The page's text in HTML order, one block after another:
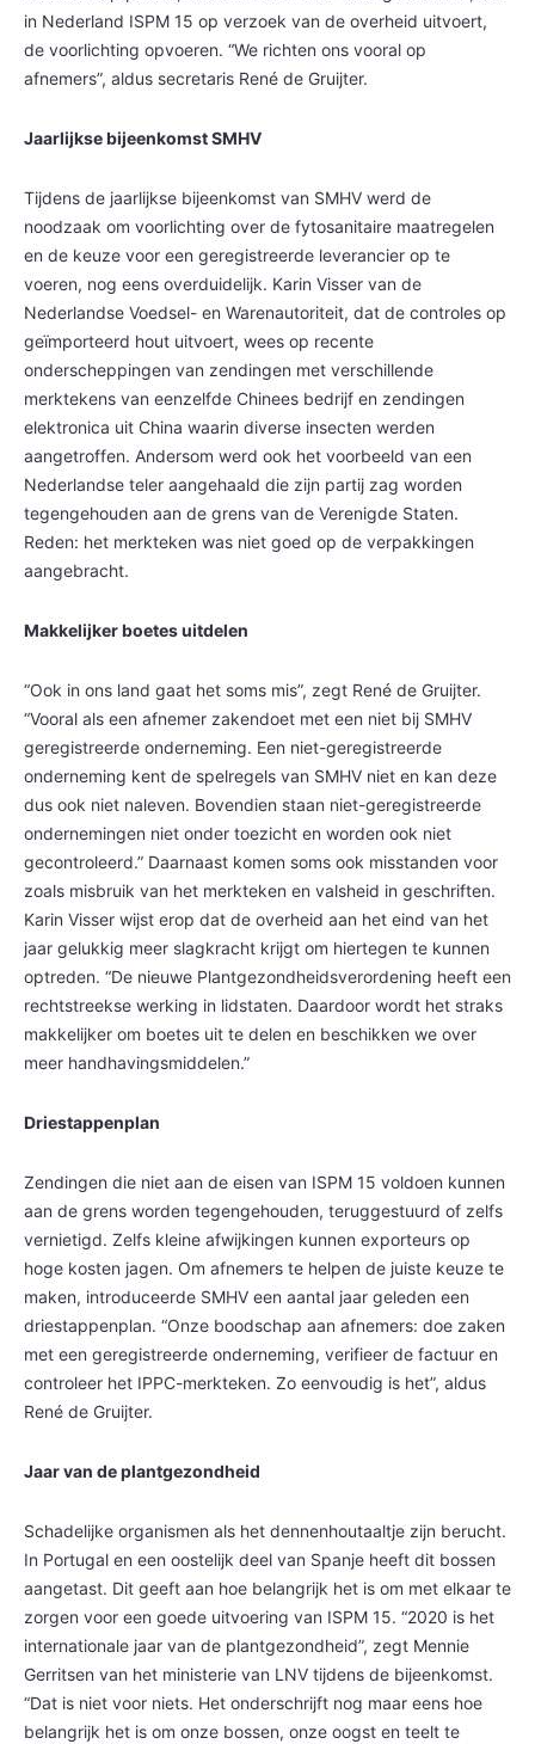
in Nederland ISPM 15 op verzoek van de overheid uitvoert,
de voorlichting opvoeren. “We richten ons vooral op
afnemers”, aldus secretaris René de Gruijter.
Jaarlijkse bijeenkomst SMHV
Tijdens de jaarlijkse bijeenkomst van SMHV werd de
noodzaak om voorlichting over de fytosanitaire maatregelen
en de keuze voor een geregistreerde leverancier op te
voeren, nog eens overduidelijk. Karin Visser van de
Nederlandse Voedsel- en Warenautoriteit, dat de controles op
geïmporteerd hout uitvoert, wees op recente
onderscheppingen van zendingen met verschillende
merktekens van eenzelfde Chinees bedrijf en zendingen
elektronica uit China waarin diverse insecten werden
aangetroffen. Andersom werd ook het voorbeeld van een
Nederlandse teler aangehaald die zijn partij zag worden
tegengehouden aan de grens van de Verenigde Staten.
Reden: het merkteken was niet goed op de verpakkingen
aangebracht.
Makkelijker boetes uitdelen
“Ook in ons land gaat het soms mis”, zegt René de Gruijter.
“Vooral als een afnemer zakendoet met een niet bij SMHV
geregistreerde onderneming. Een niet-geregistreerde
onderneming kent de spelregels van SMHV niet en kan deze
dus ook niet naleven. Bovendien staan niet-geregistreerde
ondernemingen niet onder toezicht en worden ook niet
gecontroleerd.” Daarnaast komen soms ook misstanden voor
zoals misbruik van het merkteken en valsheid in geschriften.
Karin Visser wijst erop dat de overheid aan het eind van het
jaar gelukkig meer slagkracht krijgt om hiertegen te kunnen
optreden. “De nieuwe Plantgezondheidsverordening heeft een
rechtstreekse werking in lidstaten. Daardoor wordt het straks
makkelijker om boetes uit te delen en beschikken we over
meer handhavingsmiddelen.”
Driestappenplan
Zendingen die niet aan de eisen van ISPM 15 voldoen kunnen
aan de grens worden tegengehouden, teruggestuurd of zelfs
vernietigd. Zelfs kleine afwijkingen kunnen exporteurs op
hoge kosten jagen. Om afnemers te helpen de juiste keuze te
maken, introduceerde SMHV een aantal jaar geleden een
driestappenplan. “Onze boodschap aan afnemers: doe zaken
met een geregistreerde onderneming, verifieer de factuur en
controleer het IPPC-merkteken. Zo eenvoudig is het”, aldus
René de Gruijter.
Jaar van de plantgezondheid
Schadelijke organismen als het dennenhoutaaltje zijn berucht.
In Portugal en een oostelijk deel van Spanje heeft dit bossen
aangetast. Dit geeft aan hoe belangrijk het is om met elkaar te
zorgen voor een goede uitvoering van ISPM 15. “2020 is het
internationale jaar van de plantgezondheid”, zegt Mennie
Gerritsen van het ministerie van LNV tijdens de bijeenkomst.
“Dat is niet voor niets. Het onderschrijft nog maar eens hoe
belangrijk het is om onze bossen, onze oogst en teelt te